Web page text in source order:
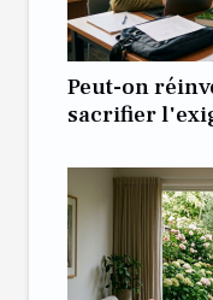
Peut-on
sacrifier